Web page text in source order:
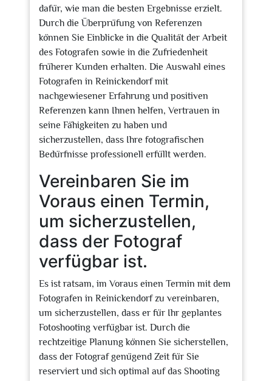
dafür, wie man die besten Ergebnisse erzielt.
Durch die Überprüfung von Referenzen
können Sie Einblicke in die Qualität der Arbeit
des Fotografen sowie in die Zufriedenheit
früherer Kunden erhalten. Die Auswahl eines
Fotografen in Reinickendorf mit
nachgewiesener Erfahrung und positiven
Referenzen kann Ihnen helfen, Vertrauen in
seine Fähigkeiten zu haben und
sicherzustellen, dass Ihre fotografischen
Bedürfnisse professionell erfüllt werden.
Vereinbaren Sie im
Voraus einen Termin,
um sicherzustellen,
dass der Fotograf
verfügbar ist.
Es ist ratsam, im Voraus einen Termin mit dem
Fotografen in Reinickendorf zu vereinbaren,
um sicherzustellen, dass er für Ihr geplantes
Fotoshooting verfügbar ist. Durch die
rechtzeitige Planung können Sie sicherstellen,
dass der Fotograf genügend Zeit für Sie
reserviert und sich optimal auf das Shooting